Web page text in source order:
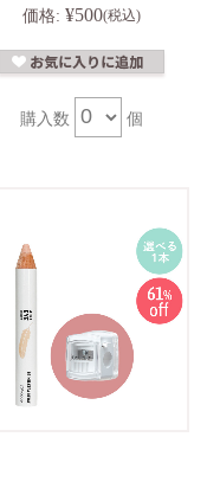
価格: ¥500(税込)
購入数 個